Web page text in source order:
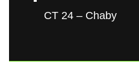
CT 24 – Chaby